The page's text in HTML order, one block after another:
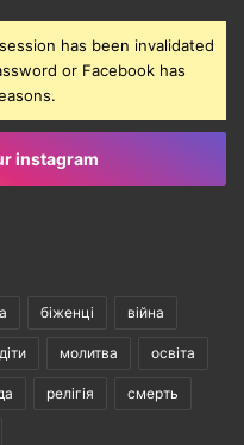
has been invalidated
or Facebook has
instagram
біженці війна
діти молитва освіта
релігія смерть